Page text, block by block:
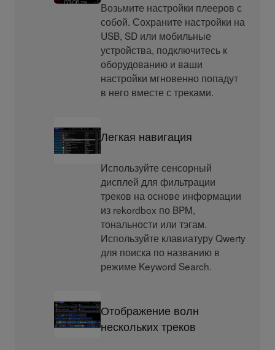
Возьмите настройки плееров с
собой. Сохраните настройки на
USB, SD или мобильные
устройства, подключитесь к
оборудованию и ваши
настройки мгновенно попадут
в него вместе с треками.
Легкая навигация
Используйте сенсорный
дисплей для фильтрации
треков на основе информации
из rekordbox по BPM,
тональности или тэгам.
Используйте клавиатуру Qwerty
для поиска по названию в
режиме Keyword Search.
Отображение волн
нескольких треков